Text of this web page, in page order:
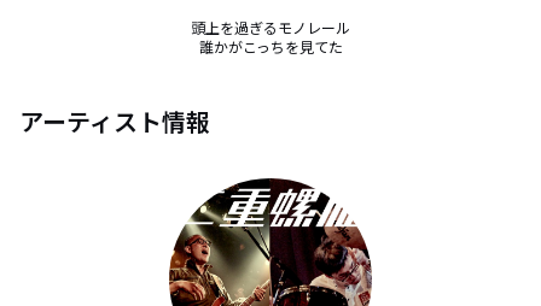
頭上を過ぎるモノレール
誰かがこっちを見てた
アーティスト情報